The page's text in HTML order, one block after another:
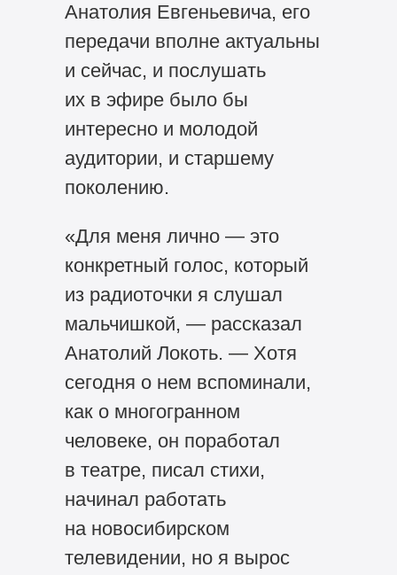
Анатолия Евгеньевича, его
передачи вполне актуальны
и сейчас, и послушать
их в эфире было бы
интересно и молодой
аудитории, и старшему
поколению.
«Для меня лично — это
конкретный голос, который
из радиоточки я слушал
мальчишкой, — рассказал
Анатолий Локоть. — Хотя
сегодня о нем вспоминали,
как о многогранном
человеке, он поработал
в театре, писал стихи,
начинал работать
на новосибирском
телевидении, но я вырос